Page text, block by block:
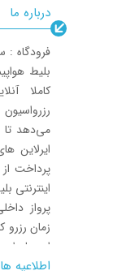
درباره ما
فرودگاه :
بلیط
کاملا
می‌دهد تا
ایرلاین
پرداخت
اینترنتی
پرواز
زمان رزرو
ایر، بلیط
های
اطلاعیه